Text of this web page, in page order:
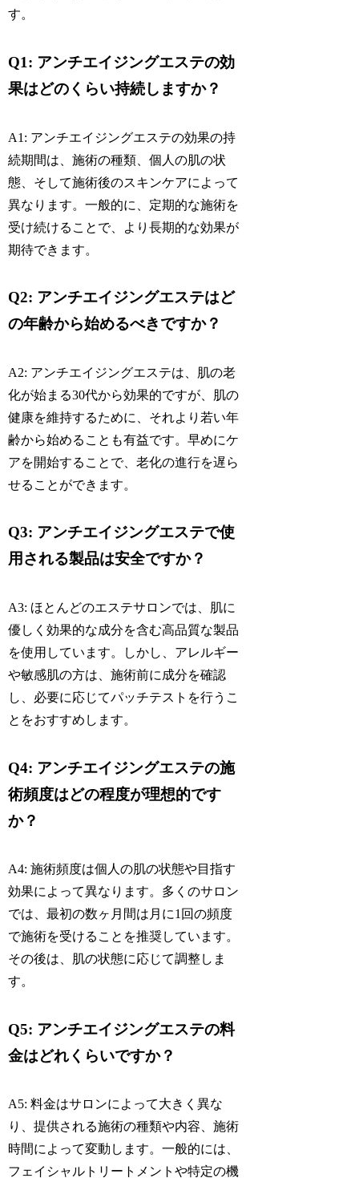
す。
Q1: アンチエイジングエステの効
果はどのくらい持続しますか？
A1: アンチエイジングエステの効果の持
続期間は、施術の種類、個人の肌の状
態、そして施術後のスキンケアによって
異なります。一般的に、定期的な施術を
受け続けることで、より長期的な効果が
期待できます。
Q2: アンチエイジングエステはど
の年齢から始めるべきですか？
A2: アンチエイジングエステは、肌の老
化が始まる30代から効果的ですが、肌の
健康を維持するために、それより若い年
齢から始めることも有益です。早めにケ
アを開始することで、老化の進行を遅ら
せることができます。
Q3: アンチエイジングエステで使
用される製品は安全ですか？
A3: ほとんどのエステサロンでは、肌に
優しく効果的な成分を含む高品質な製品
を使用しています。しかし、アレルギー
や敏感肌の方は、施術前に成分を確認
し、必要に応じてパッチテストを行うこ
とをおすすめします。
Q4: アンチエイジングエステの施
術頻度はどの程度が理想的です
か？
A4: 施術頻度は個人の肌の状態や目指す
効果によって異なります。多くのサロン
では、最初の数ヶ月間は月に1回の頻度
で施術を受けることを推奨しています。
その後は、肌の状態に応じて調整しま
す。
Q5: アンチエイジングエステの料
金はどれくらいですか？
A5: 料金はサロンによって大きく異な
り、提供される施術の種類や内容、施術
時間によって変動します。一般的には、
フェイシャルトリートメントや特定の機